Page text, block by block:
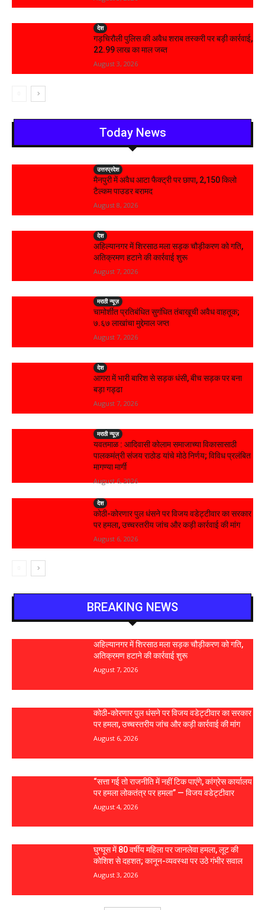
देश
गड़चिरौली पुलिस की अवैध शराब तस्करी पर बड़ी कार्रवाई,
₹22.99 लाख का माल जब्त
August 3, 2026
Today News
उत्तरप्रदेश
मैनपुरी में अवैध आटा फैक्ट्री पर छापा, 2,150 किलो
टैल्कम पाउडर बरामद
August 8, 2026
देश
अहिल्यानगर में शिरसाठ मला सड़क चौड़ीकरण को गति,
अतिक्रमण हटाने की कार्रवाई शुरू
August 7, 2026
मराठी न्यूज़
चामोर्शीत प्रतिबंधित सुगंधित तंबाखूची अवैध वाहतूक;
₹७.६७ लाखांचा मुद्देमाल जप्त
August 7, 2026
देश
आगरा में भारी बारिश से सड़क धंसी, बीच सड़क पर बना
बड़ा गड्ढा
August 7, 2026
मराठी न्यूज़
यवतमाळ : आदिवासी कोलाम समाजाच्या विकासासाठी
पालकमंत्री संजय राठोड यांचे मोठे निर्णय; विविध प्रलंबित
मागण्या मार्गी
August 6, 2026
देश
कोठी-कोरणार पुल धंसने पर विजय वडेट्टीवार का सरकार
पर हमला, उच्चस्तरीय जांच और कड़ी कार्रवाई की मांग
August 6, 2026
BREAKING NEWS
अहिल्यानगर में शिरसाठ मला सड़क चौड़ीकरण को गति,
अतिक्रमण हटाने की कार्रवाई शुरू
August 7, 2026
कोठी-कोरणार पुल धंसने पर विजय वडेट्टीवार का सरकार
पर हमला, उच्चस्तरीय जांच और कड़ी कार्रवाई की मांग
August 6, 2026
“सत्ता गई तो राजनीति में नहीं टिक पाएंगे, कांग्रेस कार्यालय
पर हमला लोकतंत्र पर हमला” — विजय वडेट्टीवार
August 4, 2026
घुग्घूस में 80 वर्षीय महिला पर जानलेवा हमला, लूट की
कोशिश से दहशत; कानून-व्यवस्था पर उठे गंभीर सवाल
August 3, 2026